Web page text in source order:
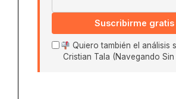
Suscribirme gratis
Quiero también el análisis
Cristian Tala (Navegando Sin